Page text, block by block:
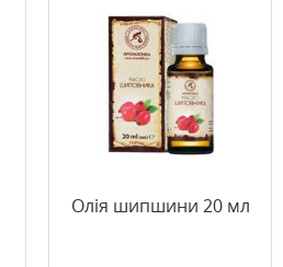
Олія шипшини 20 мл